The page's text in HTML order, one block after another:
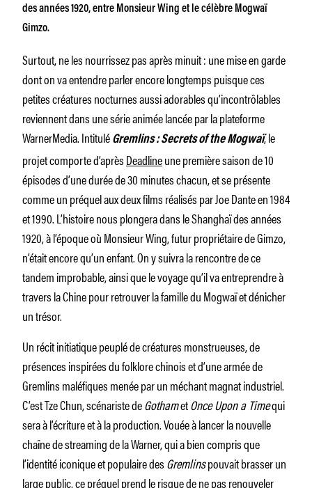
des années 1920, entre Monsieur Wing et le célèbre Mogwaï
Gimzo.
Surtout, ne les nourrissez pas après minuit : une mise en garde
dont on va entendre parler encore longtemps puisque ces
petites créatures nocturnes aussi adorables qu’incontrôlables
reviennent dans une série animée lancée par la plateforme
WarnerMedia. Intitulé Gremlins : Secrets of the Mogwaï, le
projet comporte d’aprèsDeadlineune première saison de 10
épisodes d’une durée de 30 minutes chacun, et se présente
comme un préquel aux deux films réalisés par Joe Dante en 1984
et 1990. L’histoire nous plongera dans le Shanghaï des années
1920, à l’époque où Monsieur Wing, futur propriétaire de Gimzo,
n’était encore qu’un enfant. On y suivra la rencontre de ce
tandem improbable, ainsi que le voyage qu’il va entreprendre à
travers la Chine pour retrouver la famille du Mogwaï et dénicher
un trésor.
Un récit initiatique peuplé de créatures monstrueuses, de
présences inspirées du folklore chinois et d’une armée de
Gremlins maléfiques menée par un méchant magnat industriel.
C’est Tze Chun, scénariste deGothametOnce Upon a Timequi
sera à l’écriture et à la production. Vouée à lancer la nouvelle
chaîne de streaming de la Warner, qui a bien compris que
l’identité iconique et populaire desGremlinspouvait brasser un
large public, ce préquel prend le risque de ne pas renouveler